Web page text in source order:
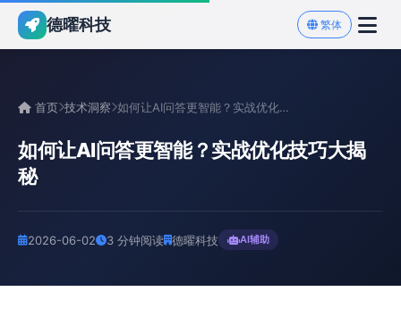
德曜科技 繁体
首页 技术洞察 如何让AI问答更智能？实战优化技巧大揭秘
如何让AI问答更智能？实战优化技巧大揭
秘
2026-06-02 3 分钟阅读 德曜科技 AI辅助